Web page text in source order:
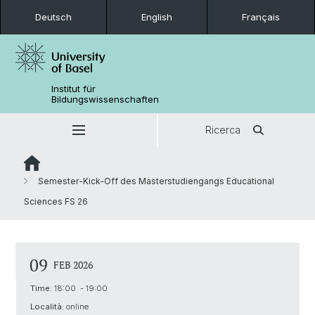
Deutsch English Français
Institut für
Bildungswissenschaften
Ricerca
Semester-Kick-Off des Masterstudiengangs Educational
Sciences FS 26
09 FEB 2026
Time: 18:00 - 19:00
Località: online